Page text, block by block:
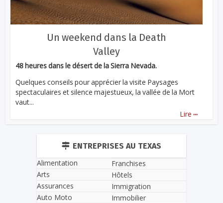
Un weekend dans la Death
Valley
48 heures dans le désert de la Sierra Nevada.
Quelques conseils pour apprécier la visite Paysages
spectaculaires et silence majestueux, la vallée de la Mort
vaut...
Lire ...
ENTREPRISES AU TEXAS
Alimentation
Arts
Assurances
Auto Moto
Franchises
Hôtels
Immigration
Immobilier